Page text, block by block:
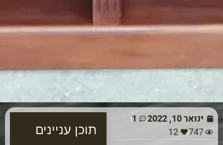
ינואר 10, 2022
1
747
12 תוכן עניינים